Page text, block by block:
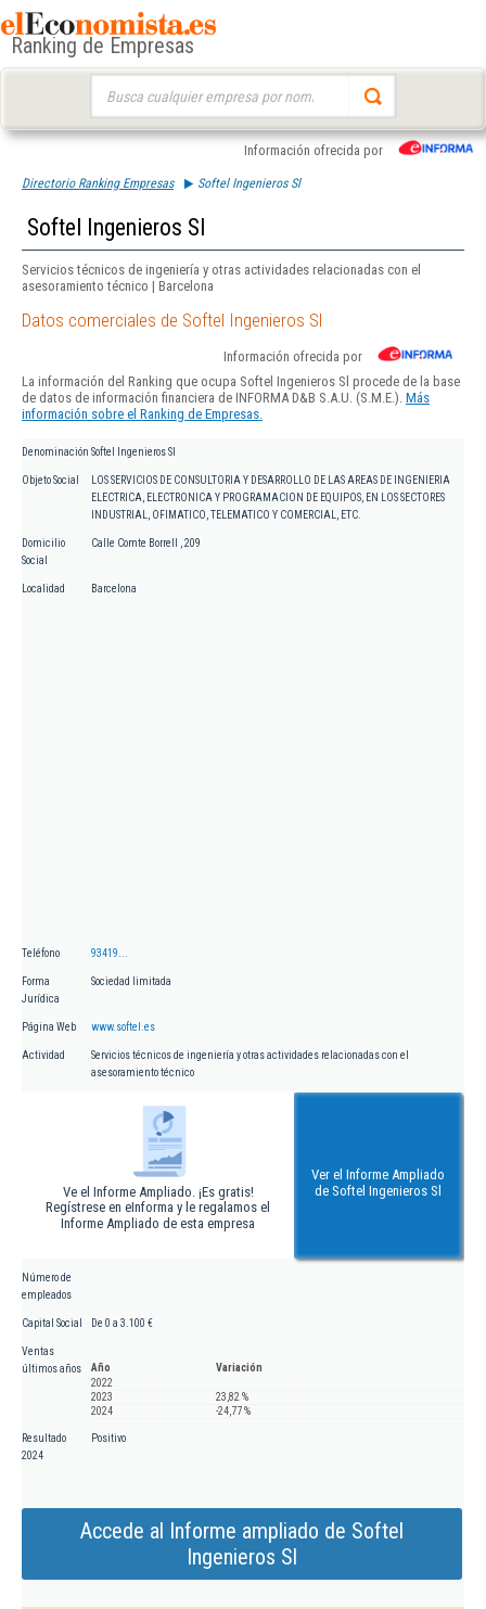
Ranking de Empresas
Información ofrecida por
Directorio Ranking Empresas Softel Ingenieros Sl
Softel Ingenieros Sl
Servicios técnicos de ingeniería y otras actividades relacionadas con el
asesoramiento técnico | Barcelona
Datos comerciales de Softel Ingenieros Sl
Información ofrecida por
La información del Ranking que ocupa Softel Ingenieros Sl procede de la base
de datos de información financiera de INFORMA D&B S.A.U. (S.M.E.). Más
información sobre el Ranking de Empresas.
Denominación Softel Ingenieros Sl
Objeto Social
LOS SERVICIOS DE CONSULTORIA Y DESARROLLO DE LAS AREAS DE INGENIERIA
ELECTRICA, ELECTRONICA Y PROGRAMACION DE EQUIPOS, EN LOS SECTORES
INDUSTRIAL, OFIMATICO, TELEMATICO Y COMERCIAL, ETC.
Domicilio
Social
Calle Comte Borrell , 209
Localidad Barcelona
Teléfono 93419...
Forma
Jurídica
Sociedad limitada
Página Web www.softel.es
Actividad
Servicios técnicos de ingeniería y otras actividades relacionadas con el
asesoramiento técnico
Ve el Informe Ampliado. ¡Es gratis!
Regístrese en eInforma y le regalamos el
Informe Ampliado de esta empresa
Ver el Informe Ampliado
de Softel Ingenieros Sl
Número de
empleados
Capital Social De 0 a 3.100 €
Ventas
últimos años
Año
Variación
2022
2023
23,82 %
2024
-24,77 %
Resultado
2024
Positivo
Accede al Informe ampliado de Softel
Ingenieros Sl